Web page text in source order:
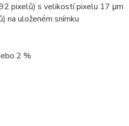
pixelů) s velikostí pixelu 17 μm
na uloženém snímku
2 %